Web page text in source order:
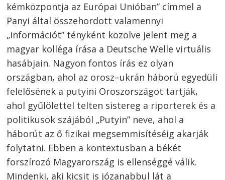
kémközpontja az Európai Unióban” címmel a
Panyi által összehordott valamennyi
„információt” tényként közölve jelent meg a
magyar kolléga írása a Deutsche Welle virtuális
hasábjain. Nagyon fontos írás ez olyan
országban, ahol az orosz–ukrán háború egyedüli
felelősének a putyini Oroszországot tartják,
ahol gyűlölettel telten sistereg a riporterek és a
politikusok szájából „Putyin” neve, ahol a
háborút az ő fizikai megsemmisítéséig akarják
folytatni. Ebben a kontextusban a békét
forszírozó Magyarország is ellenséggé válik.
Mindenki, aki kicsit is józanabbul lát a